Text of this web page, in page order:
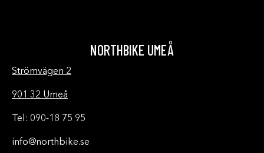
NORTHBIKE UMEÅ
Strömvägen 2
901 32 Umeå
Tel: 090-18 75 95
info@northbike.se